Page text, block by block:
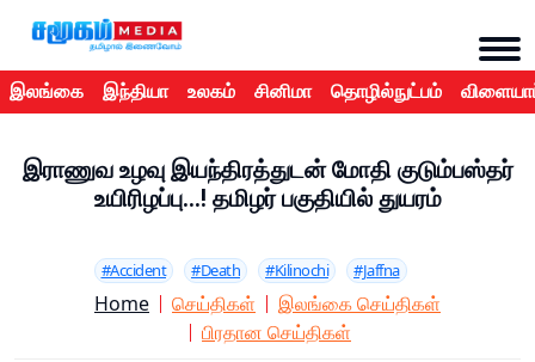
இலங்கை இந்தியா உலகம் சினிமா தொழில்நுட்பம்
இராணுவ உழவு இயந்திரத்துடன் மோதி குடும்பஸ்தர்
உயிரிழப்பு...! தமிழர் பகுதியில் துயரம்
#Accident #Death #Kilinochi #Jaffna
Home செய்திகள்
இலங்கை செய்திகள்
பிரதான செய்திகள்